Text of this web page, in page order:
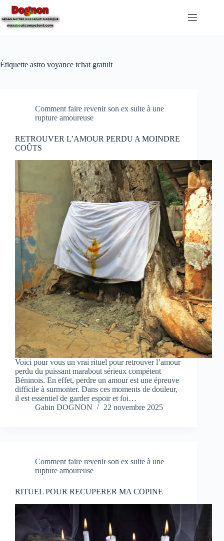
Étiquette astro voyance tchat gratuit
Comment faire revenir son ex suite à une
rupture amoureuse
RETROUVER L’AMOUR PERDU A MOINDRE
COÛTS
Voici pour vous un vrai rituel pour retrouver l’amour
perdu du puissant marabout sérieux compétent
Béninois. En effet, perdre un amour est une épreuve
difficile à surmonter. Dans ces moments de douleur,
il est essentiel de garder espoir et foi…
Gabin DOGNON
22 novembre 2025
Comment faire revenir son ex suite à une
rupture amoureuse
RITUEL POUR RECUPERER MA COPINE